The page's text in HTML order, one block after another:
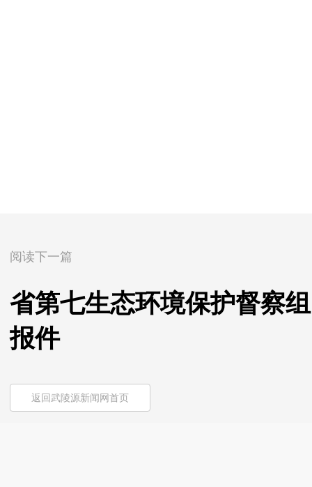
阅读下一篇
省第七生态环境保护督察
报件
返回武陵源新闻网首页